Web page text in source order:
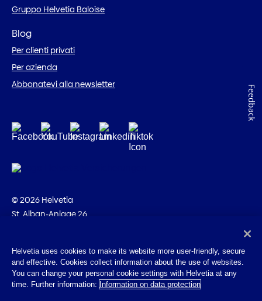
Gruppo Helvetia Baloise
Blog
Per clienti privati
Per azienda
Abbonatevi alla newsletter
© 2026 Helvetia
St. Alban-Anlage 26
Impressum
Disposizioni giuridiche
Helvetia uses cookies to make its website more user-friendly, secure
and effective. Cookies collect information about the use of websites.
You can change your personal cookie settings with Helvetia at any
time. Further information: Information on data protection
Feedback